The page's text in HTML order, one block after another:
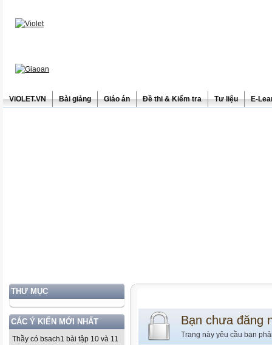
ViOLET.VN Bài giảng Giáo án Đề thi & Kiểm tra Tư liệu E-
THƯ MỤC
CÁC Ý KIẾN MỚI NHẤT
Thầy có bsach1 bài tập 10 và 11
Bạn chưa đăng
Trang này yêu cầu bạn